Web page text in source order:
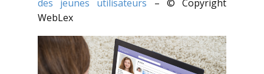
des jeunes utilisateurs – © Copyright
WebLex